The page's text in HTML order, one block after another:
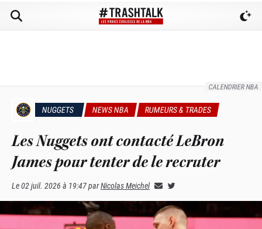
CALENDRIER NBA
NUGGETS NEWS NBA RUMEURS & TRADES
Les Nuggets ont contacté LeBron
James pour tenter de le recruter
Le02 juil. 2026 à 19:47parNicolas Meichel